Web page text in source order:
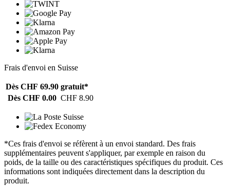
Frais d'envoi en Suisse
Dès CHF 69.90 gratuit*
Dès CHF 0.00 CHF 8.90
*Ces frais d'envoi se réfèrent à un envoi standard. Des frais
supplémentaires peuvent s'appliquer, par exemple en raison du
poids, de la taille ou des caractéristiques spécifiques du produit. Ces
informations sont indiquées directement dans la description du
produit.